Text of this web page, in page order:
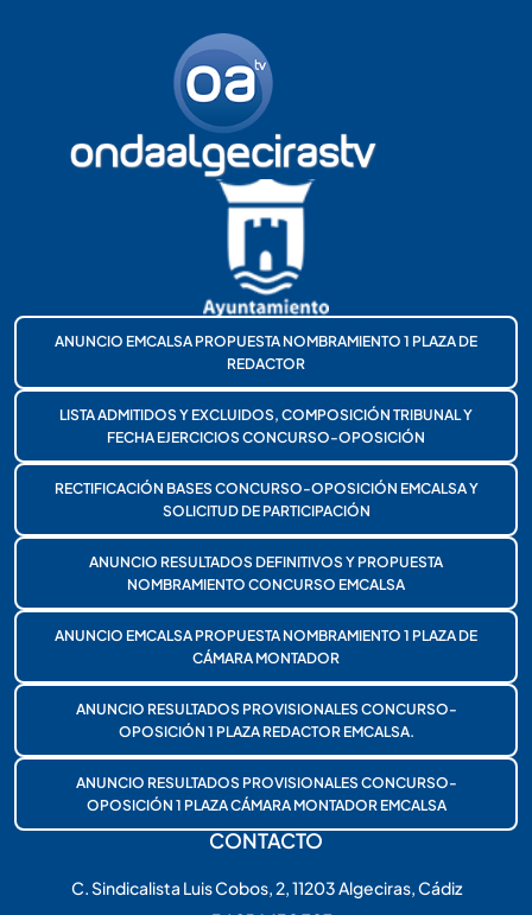
ANUNCIO EMCALSA PROPUESTA NOMBRAMIENTO 1 PLAZA DE
REDACTOR
LISTA ADMITIDOS Y EXCLUIDOS, COMPOSICIÓN TRIBUNAL Y
FECHA EJERCICIOS CONCURSO-OPOSICIÓN
RECTIFICACIÓN BASES CONCURSO-OPOSICIÓN EMCALSA Y
SOLICITUD DE PARTICIPACIÓN
ANUNCIO RESULTADOS DEFINITIVOS Y PROPUESTA
NOMBRAMIENTO CONCURSO EMCALSA
ANUNCIO EMCALSA PROPUESTA NOMBRAMIENTO 1 PLAZA DE
CÁMARA MONTADOR
ANUNCIO RESULTADOS PROVISIONALES CONCURSO-
OPOSICIÓN 1 PLAZA REDACTOR EMCALSA.
ANUNCIO RESULTADOS PROVISIONALES CONCURSO-
OPOSICIÓN 1 PLAZA CÁMARA MONTADOR EMCALSA
CONTACTO
C. Sindicalista Luis Cobos, 2, 11203 Algeciras, Cádiz